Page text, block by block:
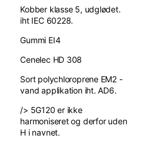
Kobber klasse 5, udglødet.
iht IEC 60228.
Gummi EI4
Cenelec HD 308
Sort polychloroprene EM2 -
vand applikation iht. AD6.
/> 5G120 er ikke
harmoniseret og derfor uden
H i navnet.